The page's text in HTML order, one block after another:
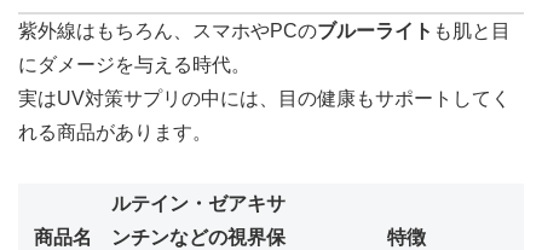
紫外線はもちろん、スマホやPCのブルーライト も肌と目
にダメージを与える時代。
実はUV対策サプリの中には、目の健康もサポートしてく
れる商品があります。
商品名
ルテイン・ゼアキサ
ンチンなどの視界保
特徴